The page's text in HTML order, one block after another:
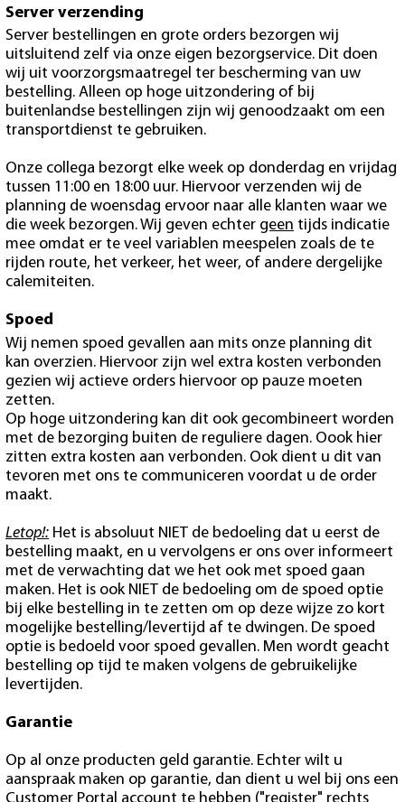
Server verzending
Server bestellingen en grote orders bezorgen wij
uitsluitend zelf via onze eigen bezorgservice. Dit doen
wij uit voorzorgsmaatregel ter bescherming van uw
bestelling. Alleen op hoge uitzondering of bij
buitenlandse bestellingen zijn wij genoodzaakt om een
transportdienst te gebruiken.
Onze collega bezorgt elke week op donderdag en vrijdag
tussen 11:00 en 18:00 uur. Hiervoor verzenden wij de
planning de woensdag ervoor naar alle klanten waar we
die week bezorgen. Wij geven echter geen tijds indicatie
mee omdat er te veel variablen meespelen zoals de te
rijden route, het verkeer, het weer, of andere dergelijke
calemiteiten.
Spoed
Wij nemen spoed gevallen aan mits onze planning dit
kan overzien. Hiervoor zijn wel extra kosten verbonden
gezien wij actieve orders hiervoor op pauze moeten
zetten.
Op hoge uitzondering kan dit ook gecombineert worden
met de bezorging buiten de reguliere dagen. Oook hier
zitten extra kosten aan verbonden. Ook dient u dit van
tevoren met ons te communiceren voordat u de order
maakt.
Letop!: Het is absoluut NIET de bedoeling dat u eerst de
bestelling maakt, en u vervolgens er ons over informeert
met de verwachting dat we het ook met spoed gaan
maken. Het is ook NIET de bedoeling om de spoed optie
bij elke bestelling in te zetten om op deze wijze zo kort
mogelijke bestelling/levertijd af te dwingen. De spoed
optie is bedoeld voor spoed gevallen. Men wordt geacht
bestelling op tijd te maken volgens de gebruikelijke
levertijden.
Garantie
Op al onze producten geld garantie. Echter wilt u
aanspraak maken op garantie, dan dient u wel bij ons een